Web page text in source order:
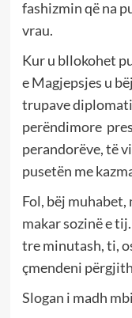
fashizmin që na
vrau.
Kur u bllokohet
e Magjepsjes u
trupave
perëndimore
perandorëve, të
pusetën me
Fol, bëj muhabet,
makar sozinë e
tre minutash, ti,
çmendeni
Slogan i madh